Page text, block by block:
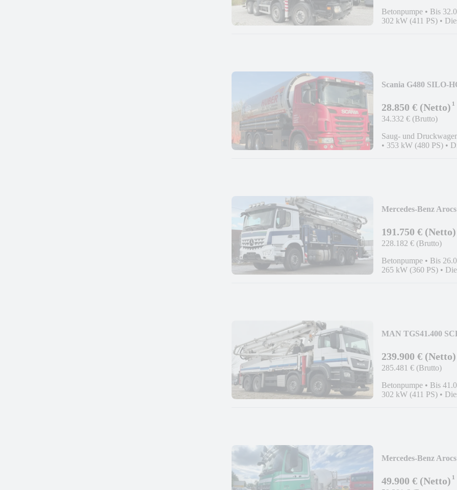
Betonpumpe • Bis
302 kW (411 PS) •
Scania G480 SILO-
28.850 € (Netto)¹
34.332 € (Brutto)
Saug- und
• 353 kW (480 PS) •
Mercedes-Benz
191.750 € (Netto)
228.182 € (Brutto)
Betonpumpe • Bis
265 kW (360 PS) •
MAN TGS41.400
239.900 € (Netto)
285.481 € (Brutto)
Betonpumpe • Bis
302 kW (411 PS) •
Mercedes-Benz
49.900 € (Netto)¹